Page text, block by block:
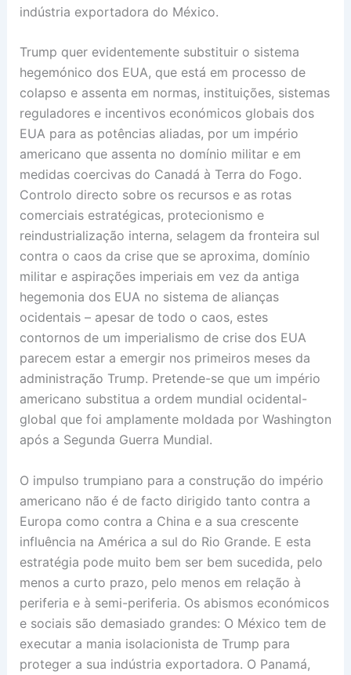
indústria exportadora do México.
Trump quer evidentemente substituir o sistema
hegemónico dos EUA, que está em processo de
colapso e assenta em normas, instituições, sistemas
reguladores e incentivos económicos globais dos
EUA para as potências aliadas, por um império
americano que assenta no domínio militar e em
medidas coercivas do Canadá à Terra do Fogo.
Controlo directo sobre os recursos e as rotas
comerciais estratégicas, protecionismo e
reindustrialização interna, selagem da fronteira sul
contra o caos da crise que se aproxima, domínio
militar e aspirações imperiais em vez da antiga
hegemonia dos EUA no sistema de alianças
ocidentais – apesar de todo o caos, estes
contornos de um imperialismo de crise dos EUA
parecem estar a emergir nos primeiros meses da
administração Trump. Pretende-se que um império
americano substitua a ordem mundial ocidental-
global que foi amplamente moldada por Washington
após a Segunda Guerra Mundial.
O impulso trumpiano para a construção do império
americano não é de facto dirigido tanto contra a
Europa como contra a China e a sua crescente
influência na América a sul do Rio Grande. E esta
estratégia pode muito bem ser bem sucedida, pelo
menos a curto prazo, pelo menos em relação à
periferia e à semi-periferia. Os abismos económicos
e sociais são demasiado grandes: O México tem de
executar a mania isolacionista de Trump para
proteger a sua indústria exportadora. O Panamá,